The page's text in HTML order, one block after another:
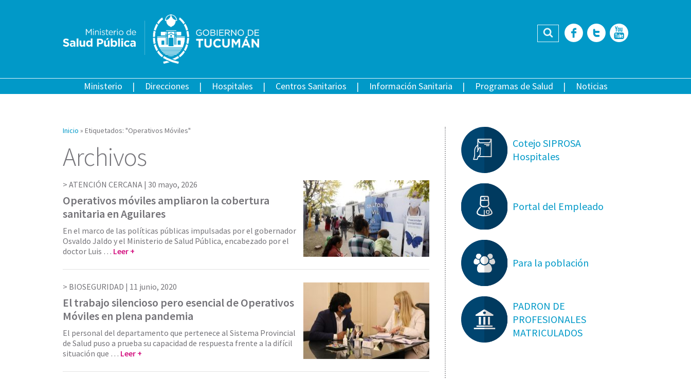
Buscar Facebook
Twitter
Ministerio Direcciones Hospitales Centros Sanitarios Información Sanitaria Programas de Salud Noticias
Inicio » Etiquetados: "Operativos Móviles"
Archivos
ATENCIÓN CERCANA | 30 mayo, 2026
Operativos móviles ampliaron la cobertura
sanitaria en Aguilares
En el marco de las políticas públicas impulsadas por el gobernador
Osvaldo Jaldo y el Ministerio de Salud Pública, encabezado por el
doctor Luis … Leer +
BIOSEGURIDAD | 11 junio, 2020
El trabajo silencioso pero esencial de Operativos
Móviles en plena pandemia
El personal del departamento que pertenece al Sistema Provincial
de Salud puso a prueba su capacidad de respuesta frente a la difícil
situación que … Leer +
Cotejo SIPROSA
Hospitales
Portal del Empleado
Para la población
PADRON DE
PROFESIONALES
MATRICULADOS